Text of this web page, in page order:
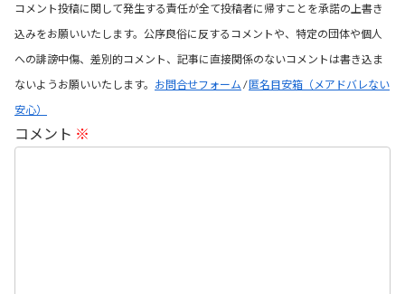
コメント投稿に関して発生する責任が全て投稿者に帰すことを承諾の上書き
込みをお願いいたします。公序良俗に反するコメントや、特定の団体や個人
への誹謗中傷、差別的コメント、記事に直接関係のないコメントは書き込ま
ないようお願いいたします。 お問合せフォーム /匿名目安箱（メアドバレない
安心）
コメント ※